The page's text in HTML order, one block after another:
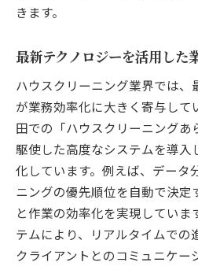
掃除を快適にするため
家庭での簡単なメン
アレルゲン対策を強
リラックスできる空
愛知県西尾市の快適な暮
ビスの未来
未来の暮らしを見据
エコフレンドリーな
入
きます。
最新テクノロジーを活用した
ハウスクリーニング業界では、
が業務効率化に大きく寄与して
田での「ハウスクリーニングあ
駆使した高度なシステムを導入
化しています。例えば、データ
ニングの優先順位を自動で決定
と作業の効率化を実現していま
テムにより、リアルタイムでの
クライアントとのコミュニケー